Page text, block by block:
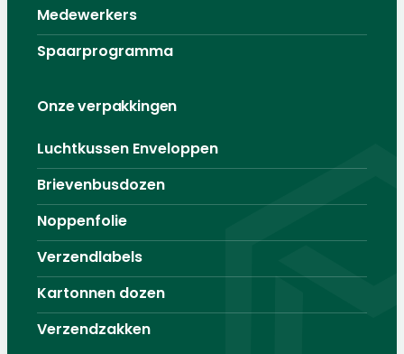
Medewerkers
Spaarprogramma
Onze verpakkingen
Luchtkussen Enveloppen
Brievenbusdozen
Noppenfolie
Verzendlabels
Kartonnen dozen
Verzendzakken